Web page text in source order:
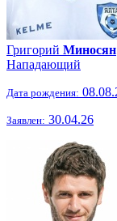
Григорий Миносян
Нападающий
Дата рождения:
Заявлен: 30.04.26